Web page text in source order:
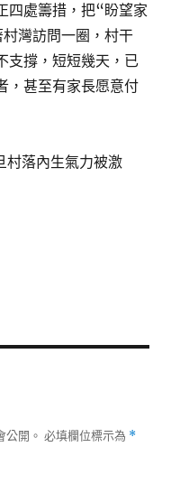
四處籌措，把“盼望家
灣訪問一圈，村干
支撐，短短幾天，已
，甚至有家長愿意付
村落內生氣力被激
公開。 必填欄位標示為 *